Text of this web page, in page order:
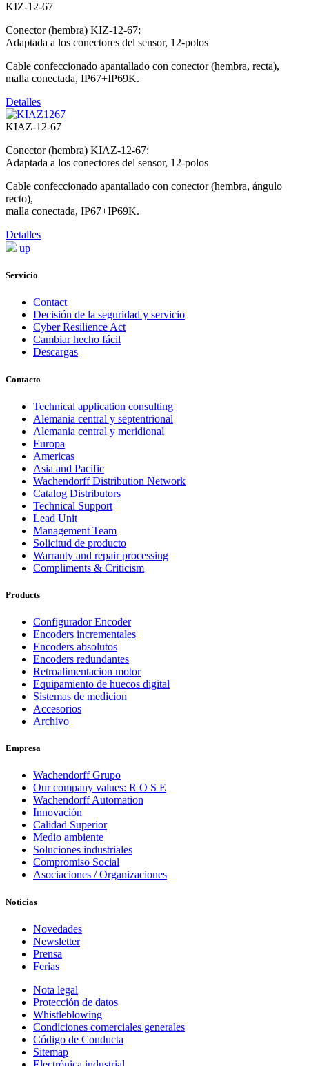
KIZ-12-67
Conector (hembra) KIZ-12-67:
Adaptada a los conectores del sensor, 12-polos
Cable confeccionado apantallado con conector (hembra, recta),
malla conectada, IP67+IP69K.
Detalles
KIAZ-12-67
Conector (hembra) KIAZ-12-67:
Adaptada a los conectores del sensor, 12-polos
Cable confeccionado apantallado con conector (hembra, ángulo
recto),
malla conectada, IP67+IP69K.
Detalles
up
Servicio
Contact
Decisión de la seguridad y servicio
Cyber Resilience Act
Cambiar hecho fácil
Descargas
Contacto
Technical application consulting
Alemania central y septentrional
Alemania central y meridional
Europa
Americas
Asia and Pacific
Wachendorff Distribution Network
Catalog Distributors
Technical Support
Lead Unit
Management Team
Solicitud de producto
Warranty and repair processing
Compliments & Criticism
Products
Configurador Encoder
Encoders incrementales
Encoders absolutos
Encoders redundantes
Retroalimentacion motor
Equipamiento de huecos digital
Sistemas de medicion
Accesorios
Archivo
Empresa
Wachendorff Grupo
Our company values: R O S E
Wachendorff Automation
Innovación
Calidad Superior
Medio ambiente
Soluciones industriales
Compromiso Social
Asociaciones / Organizaciones
Noticias
Novedades
Newsletter
Prensa
Ferias
Nota legal
Protección de datos
Whistleblowing
Condiciones comerciales generales
Código de Conducta
Sitemap